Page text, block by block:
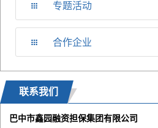
专题活动
合作企业
联系我们
巴中市鑫园融资担保集团有限公司